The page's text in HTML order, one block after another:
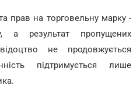
прав на торговельну марку -
а результат пропущених
не продовжується
підтримується лише